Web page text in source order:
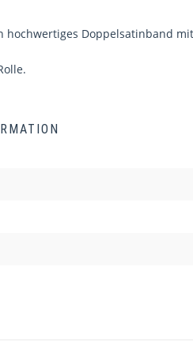
hochwertiges Doppelsatinband